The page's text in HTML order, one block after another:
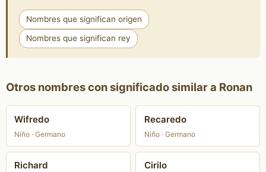
Nombres que significan origen
Nombres que significan rey
Otros nombres con significado similar a Ronan
Wifredo
Niño · Germano
Recaredo
Niño · Germano
Richard Cirilo